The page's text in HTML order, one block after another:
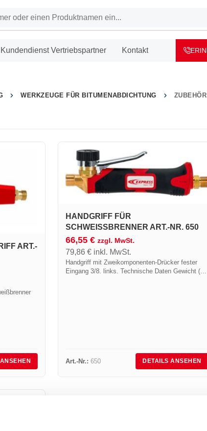
Kundendienst Vertriebspartner Kontakt
WERKZEUGE FÜR BITUMENABDICHTUNG ZUBEHÖR
ART.-
HANDGRIFF FÜR
SCHWEISSBRENNER ART.-NR. 650
66,55€ zzgl. MwSt.
79,86€ inkl. MwSt.
Handgriff mit Zweikomponenten-Drücker fester
Eingang 3/8. links. Technische Daten Gewicht (g):
Art.-Nr.: 650 DETAILS ANSEHEN